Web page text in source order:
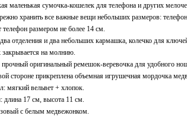
маленькая сумочка-кошелек для телефона и других
хранить все важные вещи небольших размеров:
размером не более 14 см.
отделения и два небольших кармашка, колечко для
на молнию.
оригинальный ремешок-веревочка для удобного
стороне прикреплена объемная игрушечная мордочка
мягкий вельвет + хлопок.
длина 17 см, высота 11 см.
с белым медвежонком.